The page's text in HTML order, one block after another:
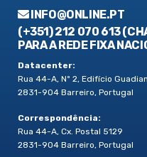
INFO@ONLINE.PT
(+351) 212 070 613
PARA A REDE FIXA
Datacenter:
Rua 44-A, Nº 2, Edifício
2831-904 Barreiro, Portugal
Correspondência:
Rua 44-A, Cx. Postal 5129
2831-904 Barreiro, Portugal